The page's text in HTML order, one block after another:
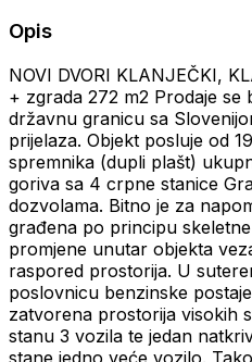
Opis
NOVI DVORI KLANJEČKI,
+ zgrada 272 m2 Prodaje se
državnu granicu sa
prijelaza. Objekt posluje od
spremnika (dupli plašt)
goriva sa 4 crpne stanice
dozvolama. Bitno je za
građena po principu
promjene unutar objekta
raspored prostorija. U
poslovnicu benzinske
zatvorena prostorija visokih
stanu 3 vozila te jedan